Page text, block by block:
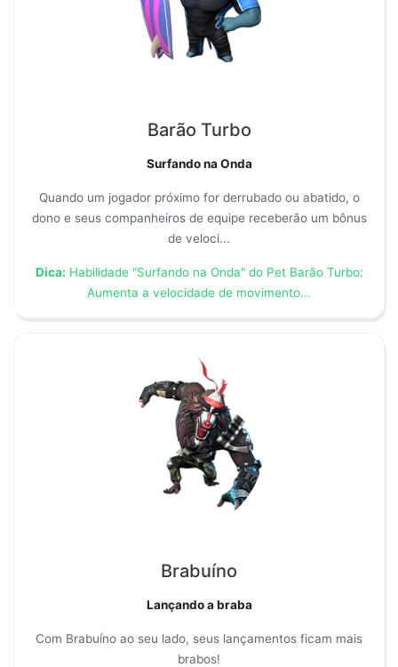
Barão Turbo
Surfando na Onda
Quando um jogador próximo for derrubado ou abatido, o
dono e seus companheiros de equipe receberão um bônus
de veloci...
Dica: Habilidade "Surfando na Onda" do Pet Barão Turbo:
Aumenta a velocidade de movimento...
Brabuíno
Lançando a braba
Com Brabuíno ao seu lado, seus lançamentos ficam mais
brabos!